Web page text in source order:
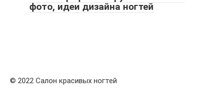
фото, идеи дизайна ногтей
© 2022 Салон красивых ногтей